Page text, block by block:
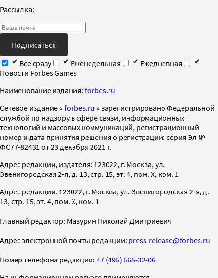
Рассылка:
Подписаться
Все сразу
Еженедельная
Ежедневная
Новости Forbes Games
Наименование издания: forbes.ru
Cетевое издание « forbes.ru » зарегистрировано Федеральной
службой по надзору в сфере связи, информационных
технологий и массовых коммуникаций, регистрационный
номер и дата принятия решения о регистрации: серия Эл №
ФС77-82431 от 23 декабря 2021 г.
Адрес редакции, издателя: 123022, г. Москва, ул.
Звенигородская 2-я, д. 13, стр. 15, эт. 4, пом. X, ком. 1
Адрес редакции: 123022, г. Москва, ул. Звенигородская 2-я, д.
13, стр. 15, эт. 4, пом. X, ком. 1
Главный редактор: Мазурин Николай Дмитриевич
Адрес электронной почты редакции: press-release@forbes.ru
Номер телефона редакции: +7 (495) 565-32-06